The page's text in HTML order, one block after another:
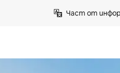
Част от